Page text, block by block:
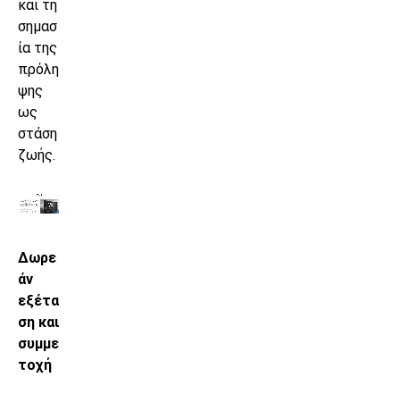
και τη
σημασ
ία της
πρόλη
ψης
ως
στάση
ζωής.
Δωρε
άν
εξέτα
ση και
συμμε
τοχή